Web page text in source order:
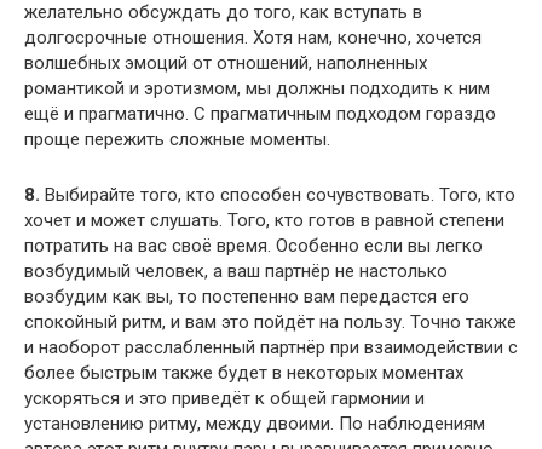
желательно обсуждать до того, как вступать в
долгосрочные отношения. Хотя нам, конечно, хочется
волшебных эмоций от отношений, наполненных
романтикой и эротизмом, мы должны подходить к ним
ещё и прагматично. С прагматичным подходом гораздо
проще пережить сложные моменты.
8. Выбирайте того, кто способен сочувствовать. Того, кто
хочет и может слушать. Того, кто готов в равной степени
потратить на вас своё время. Особенно если вы легко
возбудимый человек, а ваш партнёр не настолько
возбудим как вы, то постепенно вам передастся его
спокойный ритм, и вам это пойдёт на пользу. Точно также
и наоборот расслабленный партнёр при взаимодействии с
более быстрым также будет в некоторых моментах
ускоряться и это приведёт к общей гармонии и
установлению ритму, между двоими. По наблюдениям